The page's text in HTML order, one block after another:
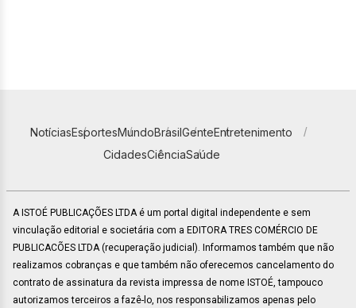
NotíciasEsportesMundoBrasilGenteEntretenimento
CidadesCiênciaSaúde
A ISTOÉ PUBLICAÇÕES LTDA é um portal digital independente e sem
vinculação editorial e societária com a EDITORA TRES COMÉRCIO DE
PUBLICACÕES LTDA (recuperação judicial). Informamos também que não
realizamos cobranças e que também não oferecemos cancelamento do
contrato de assinatura da revista impressa de nome ISTOÉ, tampouco
autorizamos terceiros a fazê-lo, nos responsabilizamos apenas pelo